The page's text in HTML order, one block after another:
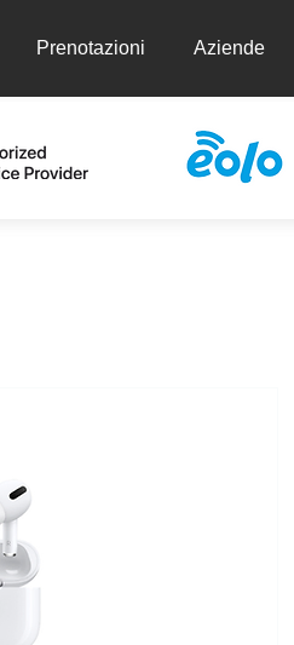
Prenotazioni Aziende
Prenotazioni Aziende